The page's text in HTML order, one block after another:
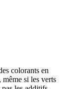
colorants en
même si les verts